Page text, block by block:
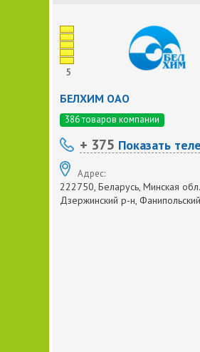
5
БЕЛХИМ ОАО
386 товаров компании
+ 375 Показать
Адрес:
222750, Беларусь, Минская
Дзержинский р-н,